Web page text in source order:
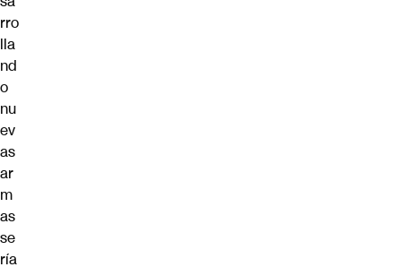
rro
lla
nd
o
nu
ev
as
ar
m
as
se
ría